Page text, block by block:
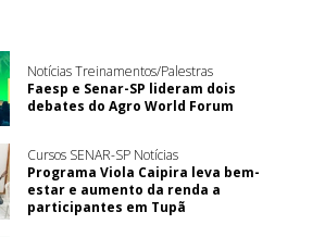
Notícias Treinamentos/Palestras
Faesp e Senar-SP lideram dois
debates do Agro World Forum
Cursos SENAR-SP Notícias
Programa Viola Caipira leva bem-
estar e aumento da renda a
participantes em Tupã